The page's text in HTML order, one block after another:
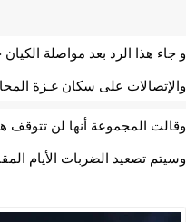
هذا الرد بعد مواصلة الكيان
على سكان غـزة
المجموعة أنها لن تتوقف
تصعيد الضربات الأيام